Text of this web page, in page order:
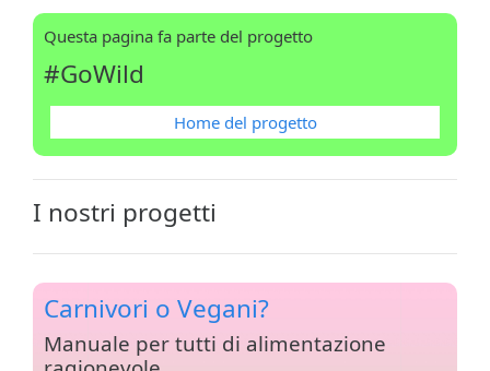
Questa pagina fa parte del progetto
#GoWild
Home del progetto
I nostri progetti
Carnivori o Vegani?
Manuale per tutti di alimentazione